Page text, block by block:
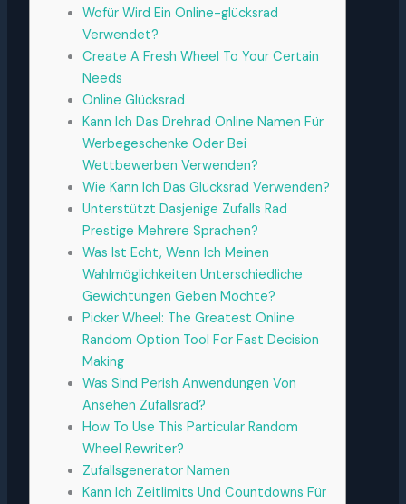
Wofür Wird Ein Online-glücksrad
Verwendet?
Create A Fresh Wheel To Your Certain
Needs
Online Glücksrad
Kann Ich Das Drehrad Online Namen Für
Werbegeschenke Oder Bei
Wettbewerben Verwenden?
Wie Kann Ich Das Glücksrad Verwenden?
Unterstützt Dasjenige Zufalls Rad
Prestige Mehrere Sprachen?
Was Ist Echt, Wenn Ich Meinen
Wahlmöglichkeiten Unterschiedliche
Gewichtungen Geben Möchte?
Picker Wheel: The Greatest Online
Random Option Tool For Fast Decision
Making
Was Sind Perish Anwendungen Von
Ansehen Zufallsrad?
How To Use This Particular Random
Wheel Rewriter?
Zufallsgenerator Namen
Kann Ich Zeitlimits Und Countdowns Für